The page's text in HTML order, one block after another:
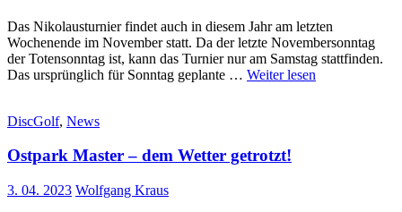
Das Nikolausturnier findet auch in diesem Jahr am letzten
Wochenende im November statt. Da der letzte Novembersonntag
der Totensonntag ist, kann das Turnier nur am Samstag stattfinden.
Das ursprünglich für Sonntag geplante … Weiter lesen
DiscGolf, News
Ostpark Master – dem Wetter getrotzt!
3. 04. 2023 Wolfgang Kraus